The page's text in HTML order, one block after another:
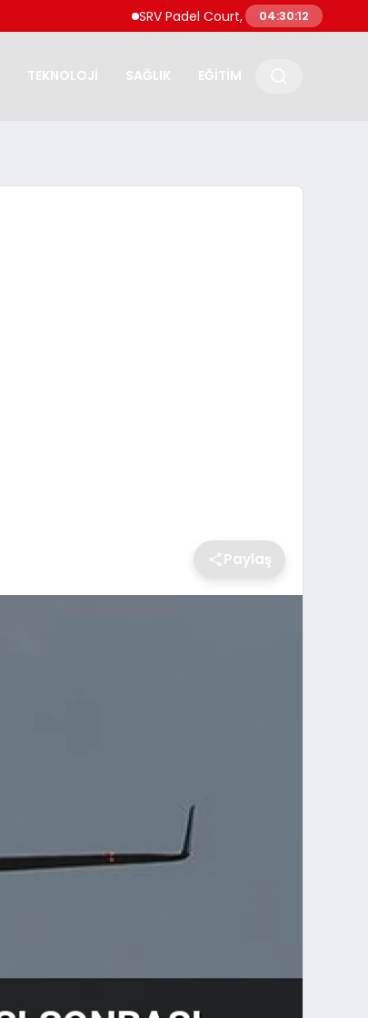
SRV Padel Court, 24 Ülkeye İhracat
04:30:12
TEKNOLOJİ SAĞLIK EĞİTİM
Paylaş